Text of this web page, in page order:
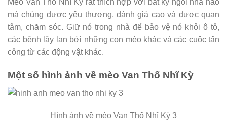
Mèo Van Thổ Nhĩ Kỳ rất thích hợp với bất kỳ ngôi nhà nào
mà chúng được yêu thương, đánh giá cao và được quan
tâm, chăm sóc. Giữ nó trong nhà để bảo vệ nó khỏi ô tô,
các bệnh lây lan bởi những con mèo khác và các cuộc tấn
công từ các động vật khác.
Một số hình ảnh về mèo Van Thổ Nhĩ Kỳ
Hình ảnh về mèo Van Thổ Nhĩ Kỳ 3